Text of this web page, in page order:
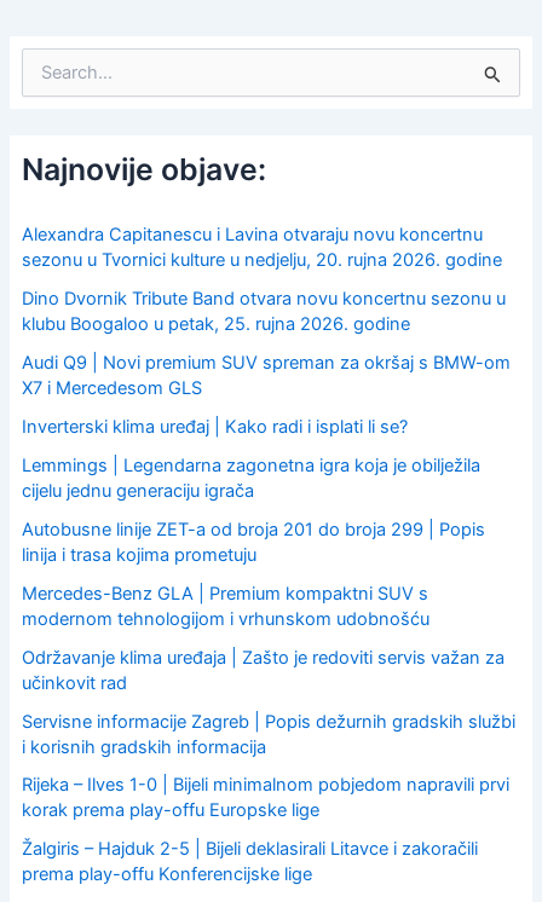
c
h
o
r
Najnovije objave:
Alexandra Capitanescu i Lavina otvaraju novu koncertnu
sezonu u Tvornici kulture u nedjelju, 20. rujna 2026. godine
Dino Dvornik Tribute Band otvara novu koncertnu sezonu u
klubu Boogaloo u petak, 25. rujna 2026. godine
Audi Q9 | Novi premium SUV spreman za okršaj s BMW-om
X7 i Mercedesom GLS
Inverterski klima uređaj | Kako radi i isplati li se?
Lemmings | Legendarna zagonetna igra koja je obilježila
cijelu jednu generaciju igrača
Autobusne linije ZET-a od broja 201 do broja 299 | Popis
linija i trasa kojima prometuju
Mercedes-Benz GLA | Premium kompaktni SUV s
modernom tehnologijom i vrhunskom udobnošću
Održavanje klima uređaja | Zašto je redoviti servis važan za
učinkovit rad
Servisne informacije Zagreb | Popis dežurnih gradskih službi
i korisnih gradskih informacija
Rijeka – Ilves 1-0 | Bijeli minimalnom pobjedom napravili prvi
korak prema play-offu Europske lige
Žalgiris – Hajduk 2-5 | Bijeli deklasirali Litavce i zakoračili
prema play-offu Konferencijske lige